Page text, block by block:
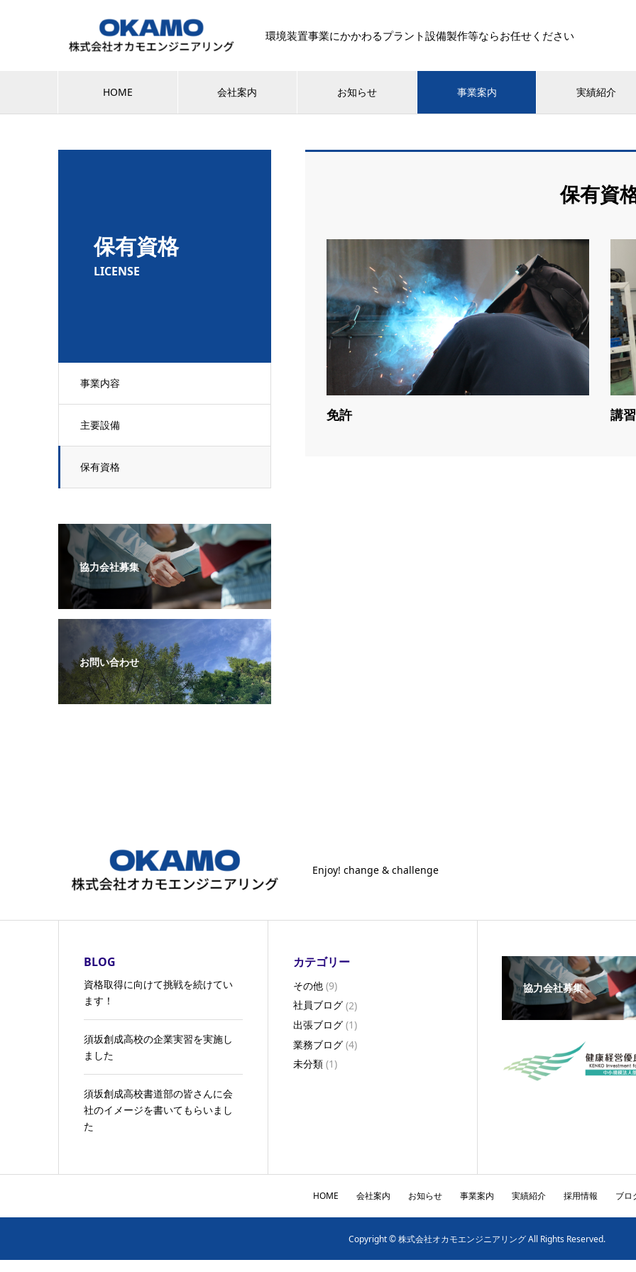
環境装置事業にかかわるプラント設備製作等ならお任せください
HOME 会社案内 お知らせ 事業案内 実績紹介
保有資格
LICENSE
事業内容
主要設備
保有資格
保有資
免許 講
協力会社募集
お問い合わせ
Enjoy! change & challenge
BLOG
資格取得に向けて挑戦を続けてい
ます！
須坂創成高校の企業実習を実施し
ました
須坂創成高校書道部の皆さんに会
社のイメージを書いてもらいまし
た
カテゴリー
その他(9)
社員ブログ(2)
出張ブログ(1)
業務ブログ(4)
未分類(1)
協力会社募集
HOME 会社案内 お知らせ 事業案内 実績紹介 採用情報 ブロ
Copyright © 株式会社オカモエンジニアリング All Rights Reserved.